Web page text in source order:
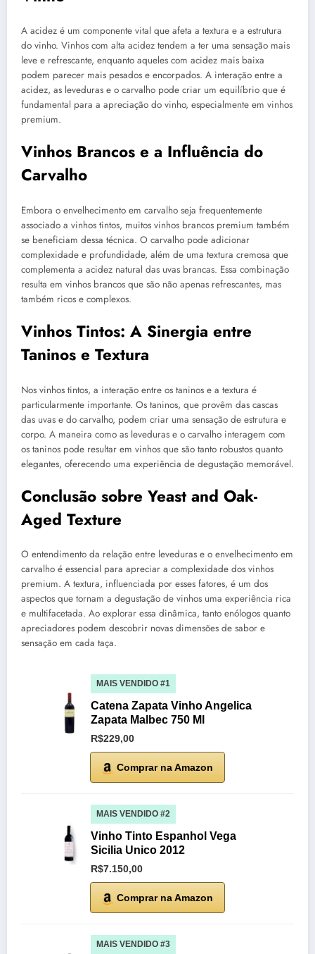
A acidez é um componente vital que afeta a textura e a estrutura
do vinho. Vinhos com alta acidez tendem a ter uma sensação mais
leve e refrescante, enquanto aqueles com acidez mais baixa
podem parecer mais pesados e encorpados. A interação entre a
acidez, as leveduras e o carvalho pode criar um equilíbrio que é
fundamental para a apreciação do vinho, especialmente em vinhos
premium.
Vinhos Brancos e a Influência do
Carvalho
Embora o envelhecimento em carvalho seja frequentemente
associado a vinhos tintos, muitos vinhos brancos premium também
se beneficiam dessa técnica. O carvalho pode adicionar
complexidade e profundidade, além de uma textura cremosa que
complementa a acidez natural das uvas brancas. Essa combinação
resulta em vinhos brancos que são não apenas refrescantes, mas
também ricos e complexos.
Vinhos Tintos: A Sinergia entre
Taninos e Textura
Nos vinhos tintos, a interação entre os taninos e a textura é
particularmente importante. Os taninos, que provêm das cascas
das uvas e do carvalho, podem criar uma sensação de estrutura e
corpo. A maneira como as leveduras e o carvalho interagem com
os taninos pode resultar em vinhos que são tanto robustos quanto
elegantes, oferecendo uma experiência de degustação memorável.
Conclusão sobre Yeast and Oak-
Aged Texture
O entendimento da relação entre leveduras e o envelhecimento em
carvalho é essencial para apreciar a complexidade dos vinhos
premium. A textura, influenciada por esses fatores, é um dos
aspectos que tornam a degustação de vinhos uma experiência rica
e multifacetada. Ao explorar essa dinâmica, tanto enólogos quanto
apreciadores podem descobrir novas dimensões de sabor e
sensação em cada taça.
MAIS VENDIDO #1
Catena Zapata Vinho Angelica
Zapata Malbec 750 Ml
R$229,00
Comprar na Amazon
MAIS VENDIDO #2
Vinho Tinto Espanhol Vega
Sicilia Unico 2012
R$7.150,00
Comprar na Amazon
MAIS VENDIDO #3